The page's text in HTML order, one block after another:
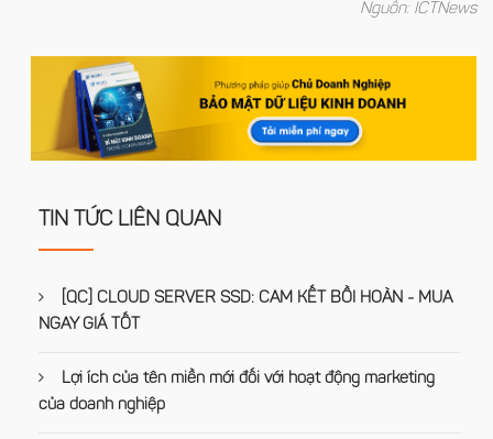
Nguồn: ICTNews
TIN TỨC LIÊN QUAN
[QC] CLOUD SERVER SSD: CAM KẾT BỒI HOÀN - MUA
NGAY GIÁ TỐT
Lợi ích của tên miền mới đối với hoạt động marketing
của doanh nghiệp